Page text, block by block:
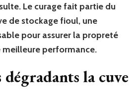
Le curage fait partie du
de stockage fioul, une
pour assurer la propreté
meilleure performance.
la cuve